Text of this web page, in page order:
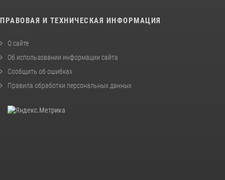
ПРАВОВАЯ И ТЕХНИЧЕСКАЯ ИНФОРМАЦИЯ
О сайте
Об использовании информации сайта
Сообщить об ошибках
Правила обработки персональных данных